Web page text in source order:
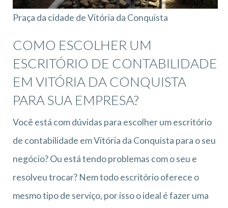
Praça da cidade de Vitória da Conquista
COMO ESCOLHER UM
ESCRITÓRIO DE CONTABILIDADE
EM VITÓRIA DA CONQUISTA
PARA SUA EMPRESA?
Você está com dúvidas para escolher um escritório
de contabilidade em Vitória da Conquista para o seu
negócio? Ou está tendo problemas com o seu e
resolveu trocar? Nem todo escritório oferece o
mesmo tipo de serviço, por isso o ideal é fazer uma